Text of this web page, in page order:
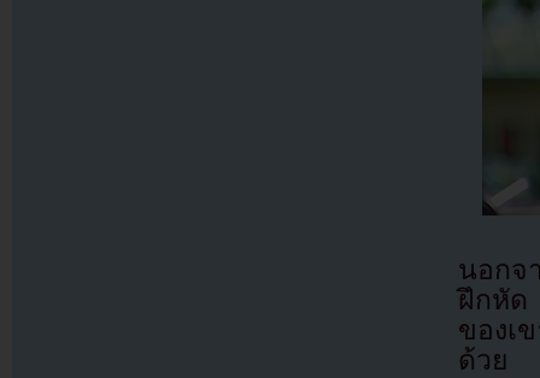
นอกจ
ฝึกหัด
ของเ
ด้วย